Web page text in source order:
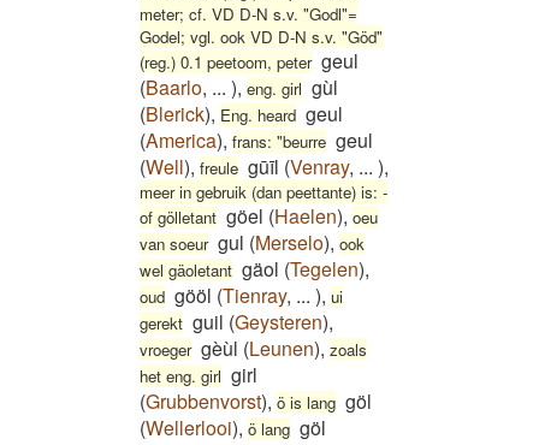
meter; cf. VD D-N s.v. "Godl"=
Godel; vgl. ook VD D-N s.v. "Göd"
(reg.) 0.1 peetoom, peter geul
(Baarlo, ... ), eng. girl gùl
(Blerick), Eng. heard geul
(America), frans: "beurre geul
(Well), freule gūīl (Venray, ... ),
meer in gebruik (dan peettante) is: -
of gölletant göel (Haelen), oeu
van soeur gul (Merselo), ook
wel gäoletant gäol (Tegelen),
oud gööl (Tienray, ... ), ui
gerekt guil (Geysteren),
vroeger gèùl (Leunen), zoals
het eng. girl girl
(Grubbenvorst), ö is lang göl
(Wellerlooi), ö lang göl